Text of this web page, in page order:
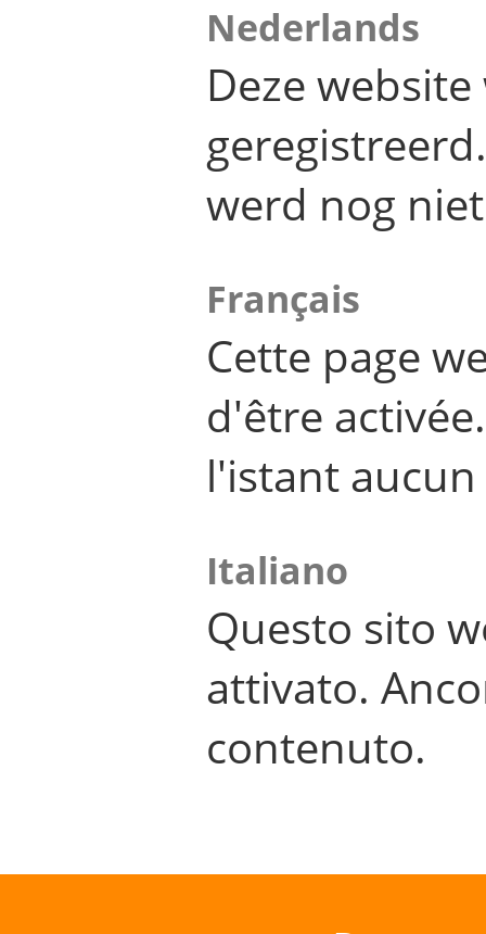
Nederlands
Deze
werd nog
Français
Cette page
d'être
l'istant
Italiano
Questo sito
attivato.
contenuto.